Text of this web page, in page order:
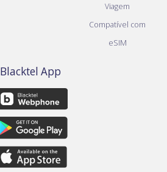
Viagem
Compatível com
eSIM
Blacktel App